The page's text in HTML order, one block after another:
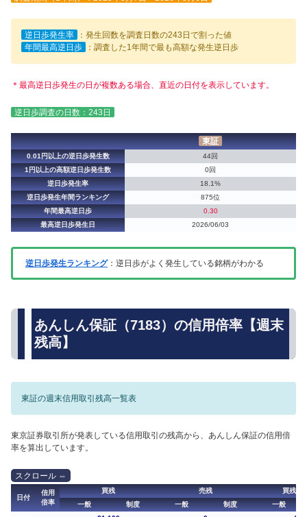
逆日歩発生率
：発生回数を調査日数の243日で割った値
年間最高逆日歩
：調査した1年間で最も高額な発生逆日歩
＊最高逆日歩発生の日が複数ある場合、直近の日付を表示しています。
逆日歩調査の日数：243日
東証
0.01円以上の逆日歩発生数
44回
1円以上の高額逆日歩発生数
0回
逆日歩発生率
18.1%
逆日歩発生年間ランキング
875位
年間最高逆日歩
0.30
最高逆日歩発生日
2026/06/03
逆日歩発生ランキング：逆日歩がよく発生している銘柄がわかる
あんしん保証（7183）の信用倍率【週末
残高】
東証の週末信用取引残高一覧表
東京証券取引所が発表している信用取引の残高から、あんしん保証の信用倍
率を算出しています。
日付
信用
倍率
買残 売残
買残（
一般
制度 一般 制度 一般